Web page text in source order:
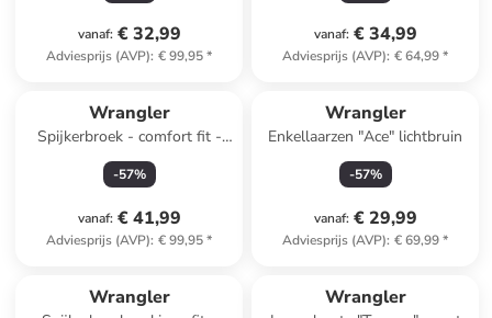
vanaf: € 32,99
Adviesprijs (AVP): € 99,95*
vanaf: € 34,99
Adviesprijs (AVP): € 64,99*
Wrangler
Spijkerbroek - comfort fit -
donkerblauw
-57%
vanaf: € 41,99
Adviesprijs (AVP): € 99,95*
Wrangler
Enkellaarzen "Ace" lichtbruin
-57%
vanaf: € 29,99
Adviesprijs (AVP): € 69,99*
Wrangler Wrangler